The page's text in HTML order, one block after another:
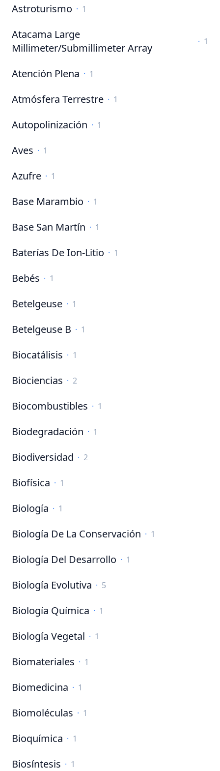
Astroturismo · 1
Atacama Large
Millimeter/Submillimeter Array
· 1
Atención Plena · 1
Atmósfera Terrestre · 1
Autopolinización · 1
Aves · 1
Azufre · 1
Base Marambio · 1
Base San Martín · 1
Baterías De Ion-Litio · 1
Bebés · 1
Betelgeuse · 1
Betelgeuse B · 1
Biocatálisis · 1
Biociencias · 2
Biocombustibles · 1
Biodegradación · 1
Biodiversidad · 2
Biofísica · 1
Biología · 1
Biología De La Conservación · 1
Biología Del Desarrollo · 1
Biología Evolutiva · 5
Biología Química · 1
Biología Vegetal · 1
Biomateriales · 1
Biomedicina · 1
Biomoléculas · 1
Bioquímica · 1
Biosíntesis · 1